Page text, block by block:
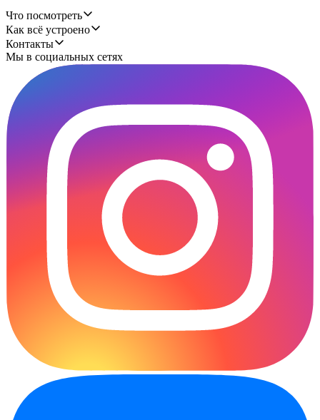
Что посмотреть
Как всё устроено
Контакты
Мы в социальных сетях